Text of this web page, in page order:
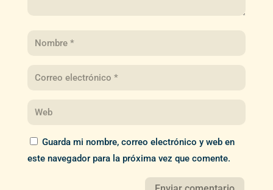
Guarda mi nombre, correo electrónico y web en
este navegador para la próxima vez que comente.